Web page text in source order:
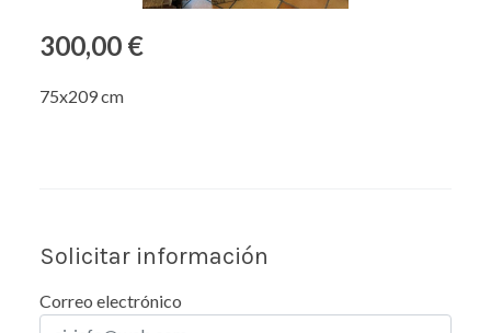
300,00 €
75x209 cm
Solicitar información
Correo electrónico